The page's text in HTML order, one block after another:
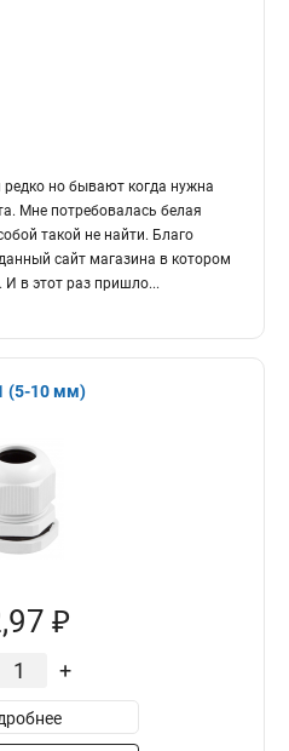
но бывают когда нужна
Мне потребовалась белая
такой не найти. Благо
сайт магазина в котором
И в этот раз пришло...
(5-10 мм)
₽
+